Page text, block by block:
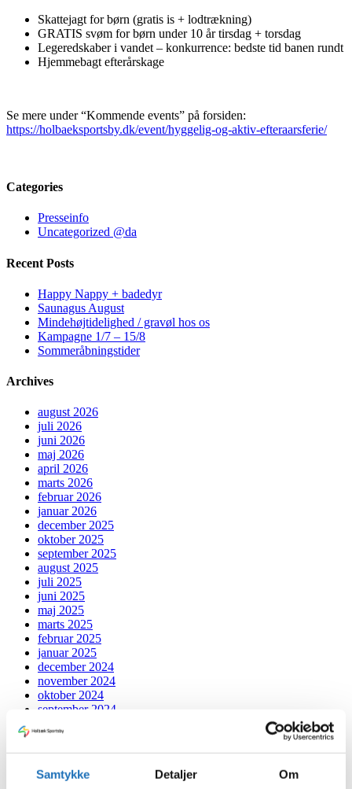
Samtykke Detaljer Om
Skattejagt for børn (gratis is + lodtrækning)
GRATIS svøm for børn under 10 år tirsdag + torsdag
Legeredskaber i vandet – konkurrence: bedste tid banen rundt
Hjemmebagt efterårskage
Se mere under “Kommende events” på forsiden:
https://holbaeksportsby.dk/event/hyggelig-og-aktiv-efteraarsferie/
Categories
Presseinfo
Uncategorized @da
Recent Posts
Happy Nappy + badedyr
Saunagus August
Mindehøjtidelighed / gravøl hos os
Kampagne 1/7 – 15/8
Sommeråbningstider
Archives
august 2026
juli 2026
juni 2026
maj 2026
april 2026
marts 2026
februar 2026
januar 2026
december 2025
oktober 2025
september 2025
august 2025
juli 2025
juni 2025
maj 2025
marts 2025
februar 2025
januar 2025
december 2024
november 2024
oktober 2024
september 2024
juni 2024
maj 2024
april 2024
marts 2024